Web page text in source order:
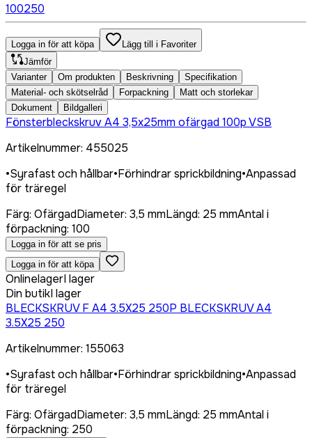
100250
Logga in för att köpa
Lägg till i Favoriter
Jämför
Varianter
Om produkten Beskrivning
Specifikation
Material- och skötselråd
Forpackning
Matt och storlekar
Dokument
Bildgalleri
Fönsterbleckskruv A4 3,5x25mm ofärgad 100p VSB
Artikelnummer: 455025
•Syrafast och hållbar•Förhindrar sprickbildning•Anpassad
för träregel
Färg: OfärgadDiameter: 3,5 mmLängd: 25 mmAntal i
förpackning: 100
Logga in för att se pris
Logga in för att köpa
OnlinelagerI lager
Din butikI lager
BLECKSKRUV F A4 3.5X25 250P BLECKSKRUV A4
3.5X25 250
Artikelnummer: 155063
•Syrafast och hållbar•Förhindrar sprickbildning•Anpassad
för träregel
Färg: OfärgadDiameter: 3,5 mmLängd: 25 mmAntal i
förpackning: 250